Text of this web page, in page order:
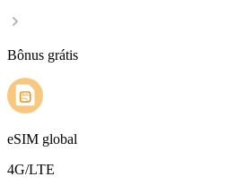
Bônus grátis
eSIM global
4G/LTE